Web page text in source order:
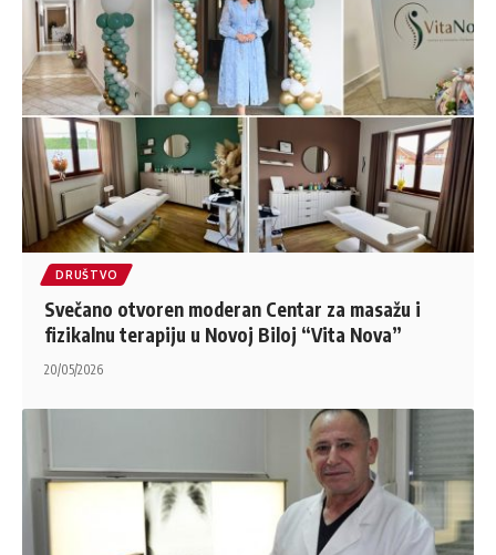
DRUŠTVO
Svečano otvoren moderan Centar za masažu i
fizikalnu terapiju u Novoj Biloj “Vita Nova”
20/05/2026